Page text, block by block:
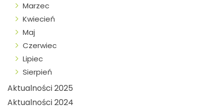
Marzec
Kwiecień
Maj
Czerwiec
Lipiec
Sierpień
Aktualności 2025
Aktualności 2024